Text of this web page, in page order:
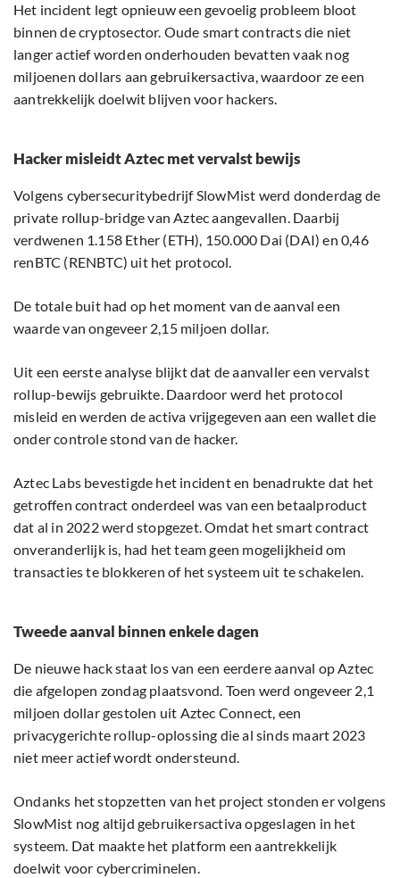
Het incident legt opnieuw een gevoelig probleem bloot
binnen de cryptosector. Oude smart contracts die niet
langer actief worden onderhouden bevatten vaak nog
miljoenen dollars aan gebruikersactiva, waardoor ze een
aantrekkelijk doelwit blijven voor hackers.
Hacker misleidt Aztec met vervalst bewijs
Volgens cybersecuritybedrijf SlowMist werd donderdag de
private rollup-bridge van Aztec aangevallen. Daarbij
verdwenen 1.158 Ether (ETH), 150.000 Dai (DAI) en 0,46
renBTC (RENBTC) uit het protocol.
De totale buit had op het moment van de aanval een
waarde van ongeveer 2,15 miljoen dollar.
Uit een eerste analyse blijkt dat de aanvaller een vervalst
rollup-bewijs gebruikte. Daardoor werd het protocol
misleid en werden de activa vrijgegeven aan een wallet die
onder controle stond van de hacker.
Aztec Labs bevestigde het incident en benadrukte dat het
getroffen contract onderdeel was van een betaalproduct
dat al in 2022 werd stopgezet. Omdat het smart contract
onveranderlijk is, had het team geen mogelijkheid om
transacties te blokkeren of het systeem uit te schakelen.
Tweede aanval binnen enkele dagen
De nieuwe hack staat los van een eerdere aanval op Aztec
die afgelopen zondag plaatsvond. Toen werd ongeveer 2,1
miljoen dollar gestolen uit Aztec Connect, een
privacygerichte rollup-oplossing die al sinds maart 2023
niet meer actief wordt ondersteund.
Ondanks het stopzetten van het project stonden er volgens
SlowMist nog altijd gebruikersactiva opgeslagen in het
systeem. Dat maakte het platform een aantrekkelijk
doelwit voor cybercriminelen.